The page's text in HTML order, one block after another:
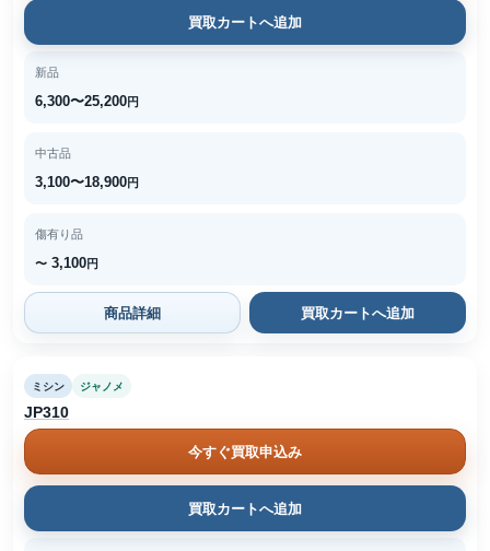
買取カートへ追加
新品
6,300〜25,200円
中古品
3,100〜18,900円
傷有り品
〜 3,100円
商品詳細 買取カートへ追加
ミシン ジャノメ
JP310
今すぐ買取申込み
買取カートへ追加